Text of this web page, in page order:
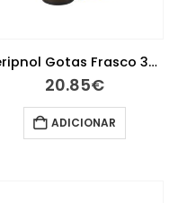
Seripnol Gotas Frasco 30Ml
20.85€
ADICIONAR